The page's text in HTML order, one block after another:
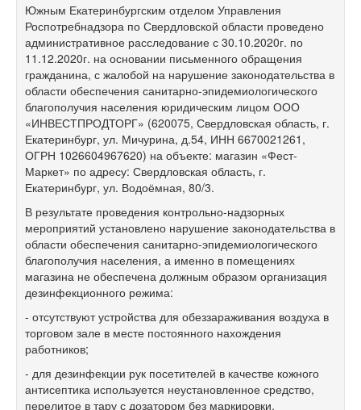
Южным Екатеринбургским отделом Управления
Роспотребнадзора по Свердловской области проведено
административное расследование с 30.10.2020г. по
11.12.2020г. на основании письменного обращения
гражданина, с жалобой на нарушение законодательства в
области обеспечения санитарно-эпидемиологического
благополучия населения юридическим лицом ООО
«ИНВЕСТПРОДТОРГ» (620075, Свердловская область, г.
Екатеринбург, ул. Мичурина, д.54, ИНН 6670021261,
ОГРН 1026604967620) на объекте: магазин «Фест-
Маркет» по адресу: Свердловская область, г.
Екатеринбург, ул. Водоёмная, 80/3.
В результате проведения контрольно-надзорных
мероприятий установлено нарушение законодательства в
области обеспечения санитарно-эпидемиологического
благополучия населения, а именно в помещениях
магазина не обеспечена должным образом организация
дезинфекционного режима:
- отсутствуют устройства для обеззараживания воздуха в
торговом зале в месте постоянного нахождения
работников;
- для дезинфекции рук посетителей в качестве кожного
антисептика используется неустановленное средство,
перелитое в тару с дозатором без маркировки.